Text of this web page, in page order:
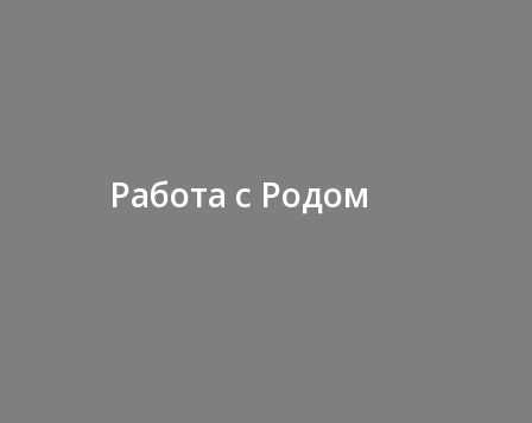
Работа с Родом